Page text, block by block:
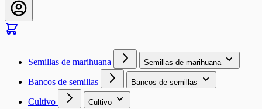
Semillas de marihuana Semillas de marihuana
Bancos de semillas Bancos de semillas
Cultivo Cultivo